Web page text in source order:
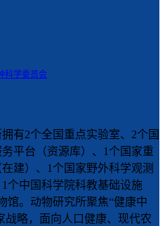
科学委员会
有2个全国重点实验室、2个国
平台（资源库）、1个国家重
建）、1个国家野外科学观测
个中国科学院科教基础设施
馆。动物研究所聚焦“健康中
战略，面向人口健康、现代农